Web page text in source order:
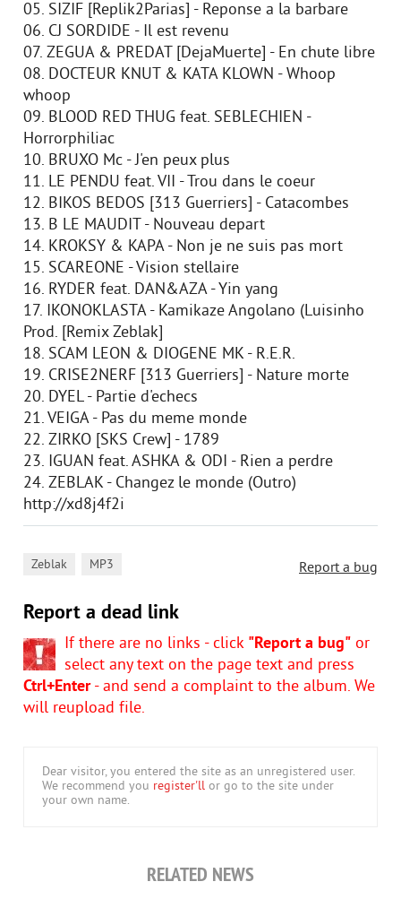
05. SIZIF [Replik2Parias] - Reponse a la barbare
06. CJ SORDIDE - Il est revenu
07. ZEGUA & PREDAT [DejaMuerte] - En chute libre
08. DOCTEUR KNUT & KATA KLOWN - Whoop
whoop
09. BLOOD RED THUG feat. SEBLECHIEN -
Horrorphiliac
10. BRUXO Mc - J'en peux plus
11. LE PENDU feat. VII - Trou dans le coeur
12. BIKOS BEDOS [313 Guerriers] - Catacombes
13. B LE MAUDIT - Nouveau depart
14. KROKSY & KAPA - Non je ne suis pas mort
15. SCAREONE - Vision stellaire
16. RYDER feat. DAN&AZA - Yin yang
17. IKONOKLASTA - Kamikaze Angolano (Luisinho
Prod. [Remix Zeblak]
18. SCAM LEON & DIOGENE MK - R.E.R.
19. CRISE2NERF [313 Guerriers] - Nature morte
20. DYEL - Partie d'echecs
21. VEIGA - Pas du meme monde
22. ZIRKO [SKS Crew] - 1789
23. IGUAN feat. ASHKA & ODI - Rien a perdre
24. ZEBLAK - Changez le monde (Outro)
http://xd8j4f2i
Report a bug
Zeblak MP3
Report a dead link
If there are no links - click "Report a bug" or
select any text on the page text and press
Ctrl+Enter- and send a complaint to the album. We
will reupload file.
Dear visitor, you entered the site as an unregistered user.
We recommend you register'll or go to the site under
your own name.
RELATED NEWS